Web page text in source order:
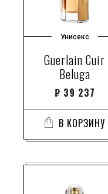
Унисекс
Guerlain Cuir
Beluga
₽ 39 237
В КОРЗИНУ